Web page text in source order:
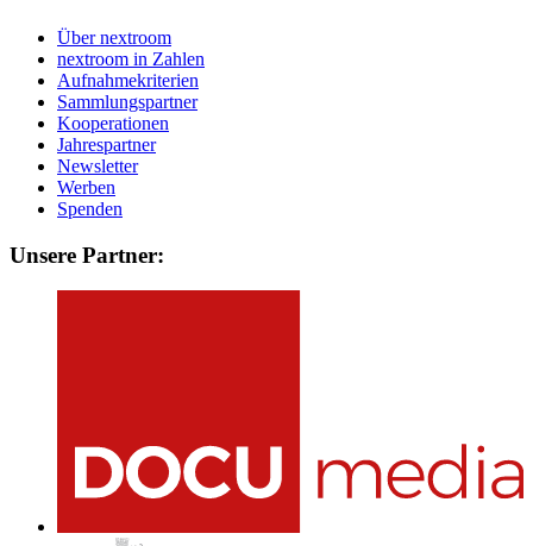
Über nextroom
nextroom in Zahlen
Aufnahmekriterien
Sammlungspartner
Kooperationen
Jahrespartner
Newsletter
Werben
Spenden
Unsere Partner: